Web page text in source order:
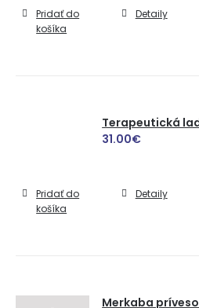
Pridať do
košíka
Detaily
Terapeutická
31.00€
Pridať do
košíka
Detaily
Merkaba